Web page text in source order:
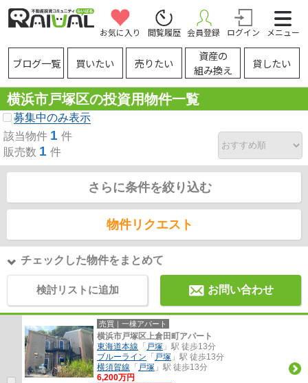
お気に入り 閲覧履歴 会員登録 ログイン メニュー
ブログ一覧 買いたい 売りたい
資産の
組み換え
貸したい
横浜市戸塚区の投資用物件一覧
募集中のみ表示
該当物件 1 件
販売数 1 件
さらに条件を絞り込む
物件リクエスト
チェックした物件をまとめて
検討リストに追加 お問い合わせ
売買｜一棟アパート
横浜市戸塚区上倉田町アパート
東海道本線 「 戸塚 」駅 徒歩13分
ブルーライン 「 戸塚 」駅 徒歩13分
横須賀線 「 戸塚 」駅 徒歩13分
6,200万円